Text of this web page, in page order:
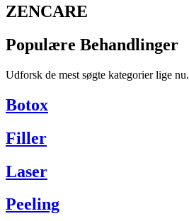
ZENCARE
Populære Behandlinger
Udforsk de mest søgte kategorier lige nu.
Botox
Filler
Laser
Peeling